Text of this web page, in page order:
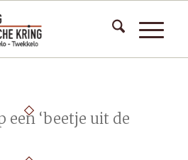
een ‘beetje uit de